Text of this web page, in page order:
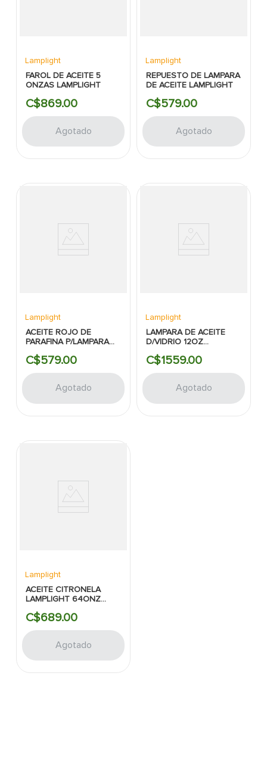
Lamplight
FAROL DE ACEITE 5
ONZAS LAMPLIGHT
C$869.00
Agotado
Lamplight
REPUESTO DE LAMPARA
DE ACEITE LAMPLIGHT
C$579.00
Agotado
Lamplight
ACEITE ROJO DE
PARAFINA P/LAMPARA
C$579.00
Agotado
Lamplight
LAMPARA DE ACEITE
D/VIDRIO 12OZ
C$1559.00
Agotado
Lamplight
ACEITE CITRONELA
LAMPLIGHT 64ONZ
C$689.00
Agotado